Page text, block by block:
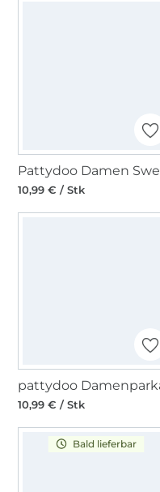
10,99 € / Stk
10,99 € / Stk
Bald lieferbar